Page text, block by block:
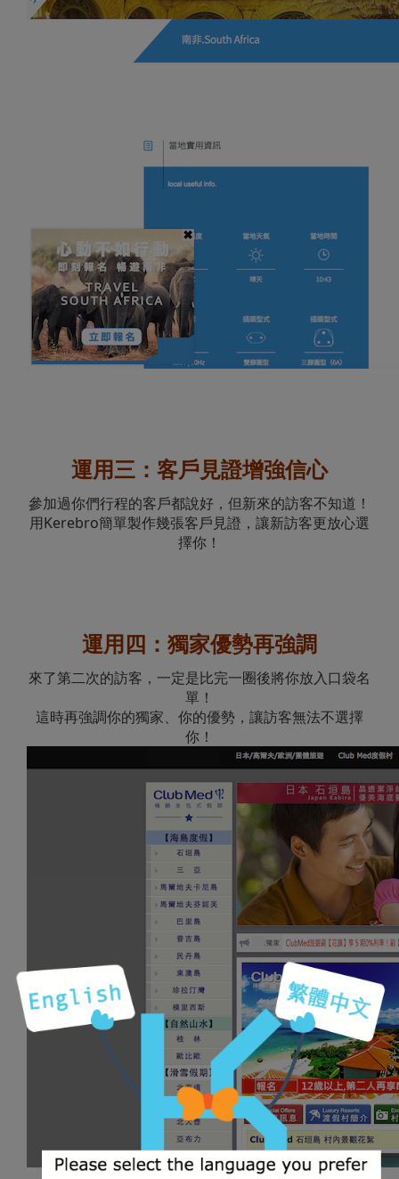
運用三：客戶見證增強信心
參加過你們行程的客戶都說好，但新來的訪客不知道！
用Kerebro簡單製作幾張客戶見證，讓新訪客更放心選
擇你！
運用四：獨家優勢再強調
來了第二次的訪客，一定是比完一圈後將你放入口袋名
單！
這時再強調你的獨家、你的優勢，讓訪客無法不選擇
你！